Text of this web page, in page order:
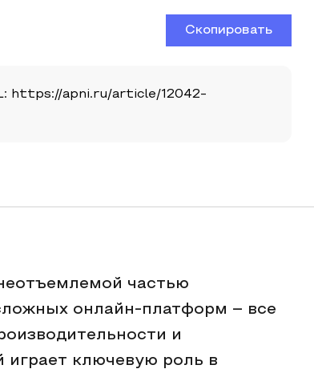
Скопировать
https://apni.ru/article/12042-
частью
онлайн-платформ – все
и
играет ключевую роль в